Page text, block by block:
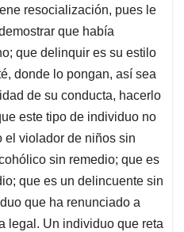
resocialización, pues le
que había
que delinquir es su estilo
donde lo pongan, así sea
de su conducta, hacerlo
este tipo de individuo no
el violador de niños sin
sin remedio; que es
que es un delincuente sin
que ha renunciado a
legal. Un individuo que reta